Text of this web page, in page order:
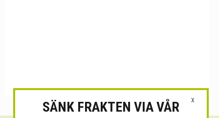
X
SÄNK FRAKTEN VIA VÅR